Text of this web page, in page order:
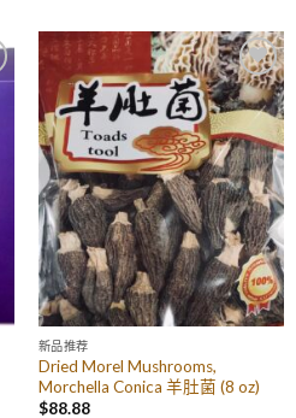
Add to
Wishlist
新品推荐
Dried Morel Mushrooms,
Morchella Conica 羊肚菌 (8 oz)
$88.88